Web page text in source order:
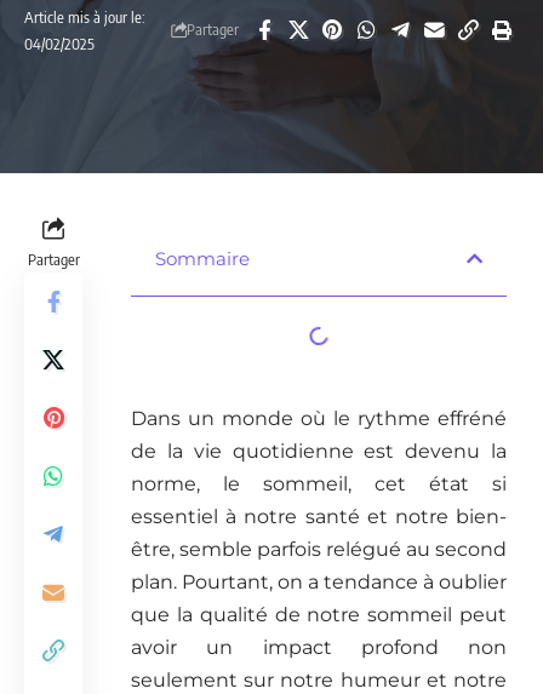
Article mis à jour le:
04/02/2025
Partager
Partager Sommaire
Dans un monde où le rythme effréné
de la vie quotidienne est devenu la
norme, le sommeil, cet état si
essentiel à notre santé et notre bien-
être, semble parfois relégué au second
plan. Pourtant, on a tendance à oublier
que la qualité de notre sommeil peut
avoir un impact profond non
seulement sur notre humeur et notre